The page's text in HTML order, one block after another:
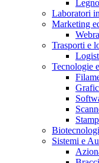
Legno
Laboratori
Marketing
Trasporti e
Tecnologie
Sistemi e